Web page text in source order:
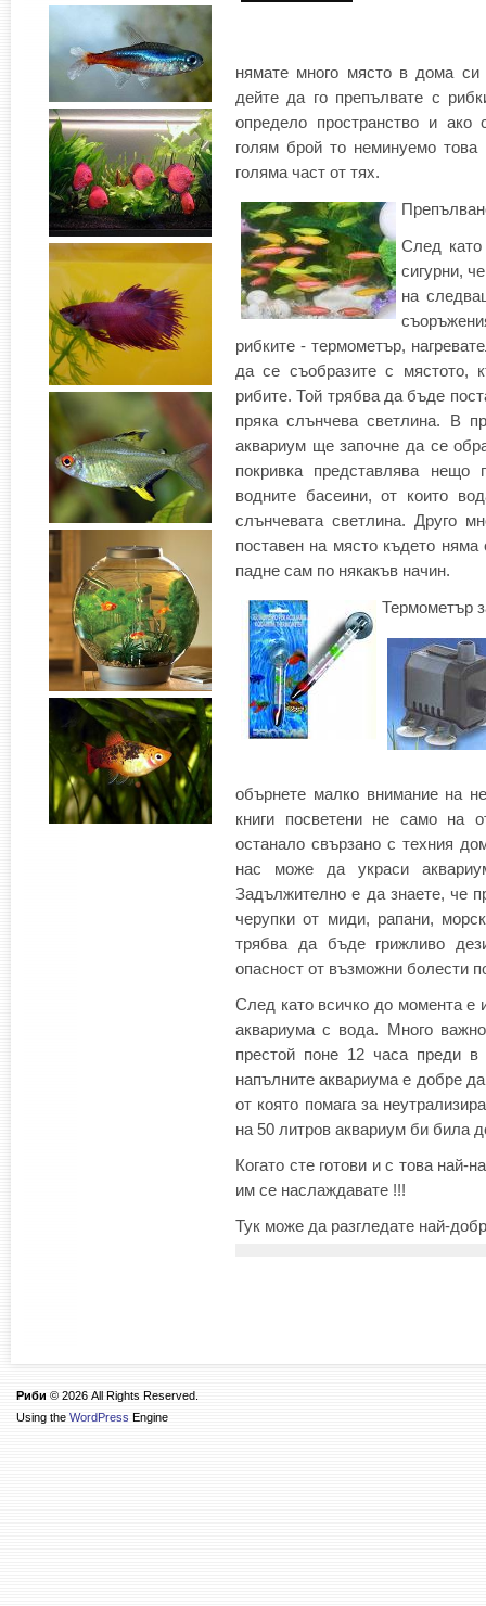
нямате много място в дома
дейте да го препълвате с
определо пространство и
голям брой то неминуемо
голяма част от тях.
След като
сигурни,
на
рибките - термометър,
да се съобразите с мястото,
рибите. Той трябва да бъде
пряка слънчева светлина. В
аквариум ще започне да се
покривка представлява
водните басеини, от които
слънчевата светлина. Друго
поставен на място където
падне сам по някакъв начин.
Термометър
обърнете малко внимание на
книги посветени не само на
останало свързано с техния
нас може да украси
Задължително е да знаете, че
черупки от миди, рапани,
трябва да бъде грижливо
опасност от възможни болести
След като всичко до момента е
аквариума с вода. Много
престой поне 12 часа преди
напълните аквариума е добре
от която помага за
на 50 литров аквариум би била
Когато сте готови и с това най-
им се наслаждавате !!!
Тук може да разгледате най-
Риби © 2026 All Rights Reserved.
Using the WordPress Engine